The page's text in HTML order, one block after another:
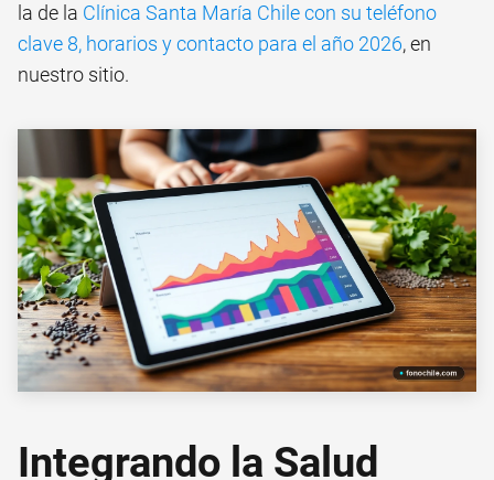
la de la Clínica Santa María Chile con su teléfono
clave 8, horarios y contacto para el año 2026, en
nuestro sitio.
Integrando la Salud